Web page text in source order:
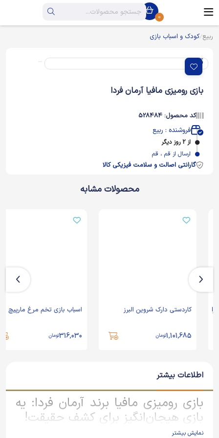
0
ربیع کودک و اسباب بازی
بازی رومیزی مافيا آرمان فردا
کد محصول: 528484
فروشنده : ربیع
از 2 روز دیگر
ارسال از قم ، قم
گارانتی اصالت و سلامت فیزیکی کالا
محصولات مشابه
کاردستی دارک شروین البرز
1,101,685تومان
اسباب بازی تخم مرغ مارپیچ لیرو
316,030تومان
اطلاعات بیشتر
بازی رومیزی مافیا برند آرمان فردا: یه
بازی هیجان‌انگیز برای کشف حقیقت!
نمایش بیشتر